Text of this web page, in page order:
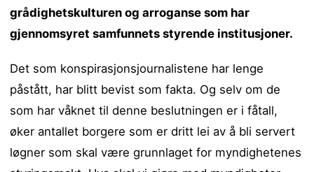
grådighetskulturen og arroganse som har
gjennomsyret samfunnets styrende institusjoner.
Det som konspirasjonsjournalistene har lenge
påstått, har blitt bevist som fakta. Og selv om de
som har våknet til denne beslutningen er i fåtall,
øker antallet borgere som er dritt lei av å bli servert
løgner som skal være grunnlaget for myndighetenes